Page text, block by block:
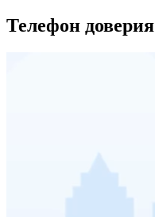
Телефон доверия